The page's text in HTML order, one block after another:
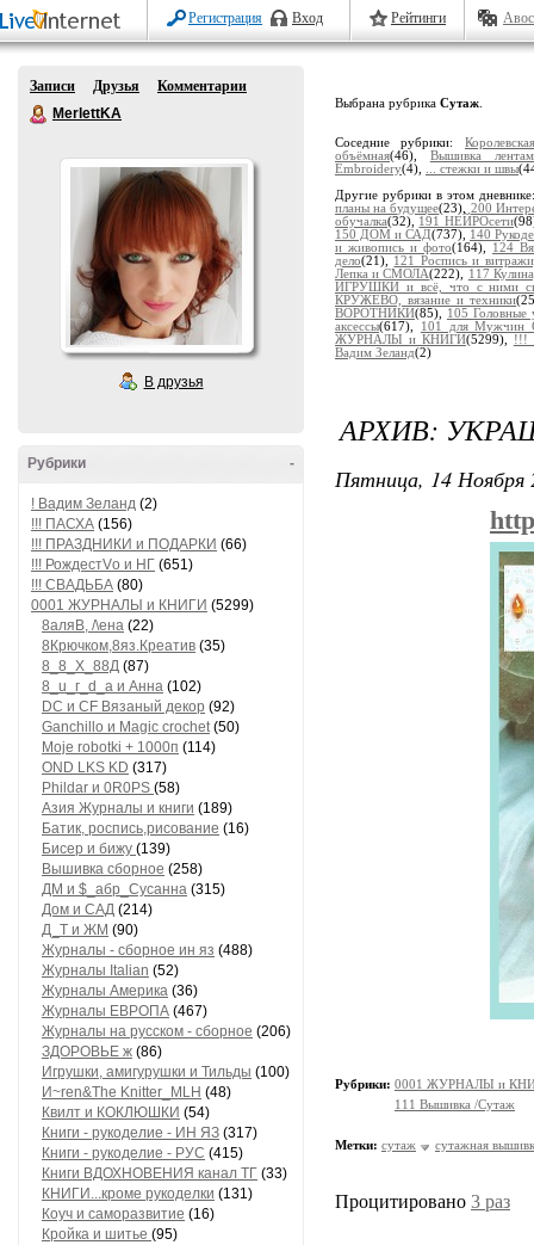
Регистрация Вход Рейтинги
Записи Друзья
Комментарии
MerlettKA
В друзья
-
Рубрики
! Вадим Зеланд (2)
!!! ПАСХА (156)
!!! ПРАЗДНИКИ и ПОДАРКИ (66)
!!! РождестVо и НГ (651)
!!! СВАДЬБА (80)
0001 ЖУРНАЛЫ и КНИГИ (5299)
8аляB, /\ена (22)
8Крючком,8яз.Креатив (35)
8_8_Х_88Д (87)
8_u_г_d_a и Анна (102)
DC и CF Вязаный декор (92)
Ganchillo и Magic crochet(50)
Moje robotki + 1000п (114)
OND LKS KD (317)
Phildar и 0R0PS (58)
Азия Журналы и книги (189)
Батик, роспись,рисование (16)
Бисер и бижу (139)
Вышивка сборное (258)
ДМ и $_абр_Сусанна (315)
Дом и САД (214)
Д_Т и ЖМ (90)
Журналы - сборное ин яз (488)
Журналы Italian (52)
Журналы Америка (36)
Журналы ЕВРОПА (467)
Журналы на русском - сборное (206)
ЗДОРОВЬЕ ж (86)
Игрушки, амигурушки и Тильды (100)
И~ren&The Knitter_MLH (48)
Квилт и КОКЛЮШКИ (54)
Книги - рукоделие - ИН ЯЗ (317)
Книги - рукоделие - РУС (415)
Книги ВДОХНОВЕНИЯ канал ТГ (33)
КНИГИ...кроме рукоделки (131)
Коуч и саморазвитие (16)
Кройка и шитье (95)
Выбрана рубрика Сутаж
Соседние рубрики:
объёмная(46), Вышивка
Embroidery(4), ... стежки и швы
Другие рубрики в этом
планы на будущее(23), 200
обучалка(32), 191 НЕЙРОсети
150 ДОМ и САД(737), 140
и живопись и фото(164), 124
дело(21), 121 Роспись и
Лепка и СМОЛА(222),
117
ИГРУШКИ и всё, что с ними
КРУЖЕВО, вязание и техники
ВОРОТНИКИ(85),
105 Головные
аксессы(617),
101 для Мужчин
ЖУРНАЛЫ и КНИГИ(5299),
!!!
Вадим Зеланд(2)
АРХИВ:
Пятница, 14 Ноября
Рубрики: 0001 ЖУРНАЛЫ и
111 Вышивка /Сутаж
Метки: сутаж сутажная
Процитировано 3 раз